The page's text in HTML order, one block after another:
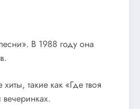
В 1988 году она
такие как «Где твоя